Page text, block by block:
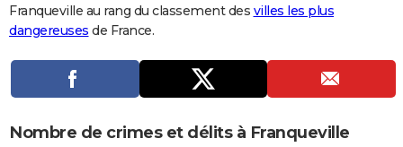
COPAINS D'AVANT
S'inscrire
Se connecter
Lycées
Collèges
Primaires
Universités
Entreprises
Service militaire
Avis de recherche
AVIS DE DÉCÈS
FORUM
Bricolage
Lifestyle
Culture
Sport
Auto
Television
Voyage
Cinema
Franqueville au rang du classement des villes les plus
dangereuses de France.
Nombre de crimes et délits à Franqueville